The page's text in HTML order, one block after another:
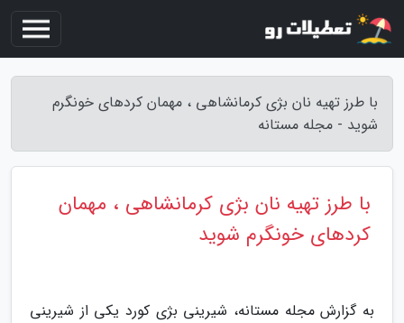
با طرز تهیه نان بژی کرمانشاهی ، مهمان کردهای خونگرم
شوید - مجله مستانه
با طرز تهیه نان بژی کرمانشاهی ، مهمان
کردهای خونگرم شوید
به گزارش مجله مستانه، شیرینی بژی کورد یکی از شیرینی